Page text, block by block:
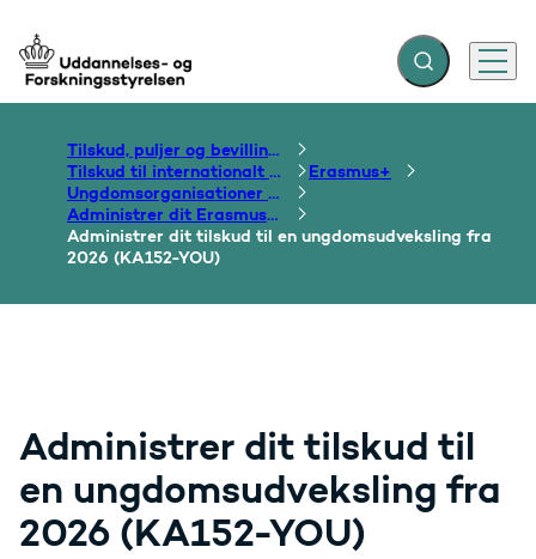
Gå til forsiden Fold søgefelt ud
Menu
Tilskud, puljer og bevillinger
Tilskud til internationalt samarbejde om uddannelse
Erasmus+
Ungdomsorganisationer og -foreninger
Administrer dit Erasmus+ tilskud
Administrer dit tilskud til en ungdomsudveksling fra
2026 (KA152-YOU)
Administrer dit tilskud til
en ungdomsudveksling fra
2026 (KA152-YOU)